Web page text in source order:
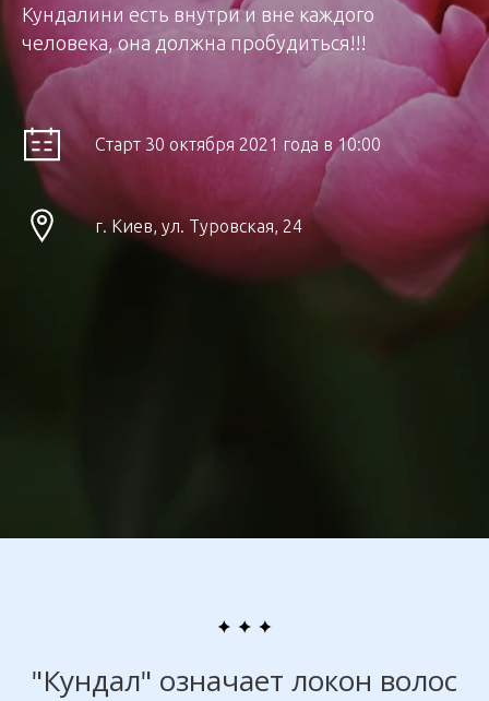
Кундалини есть внутри и вне каждого
человека, она должна пробудиться!!!
Старт 30 октября 2021 года в 10:00
г. Киев, ул. Туровская, 24
"Кундал" означает локон волос